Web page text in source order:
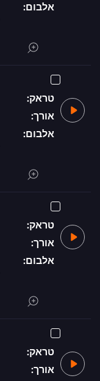
אלבום:
טראק:
אורך:
אלבום:
טראק:
אורך:
אלבום:
טראק:
אורך: